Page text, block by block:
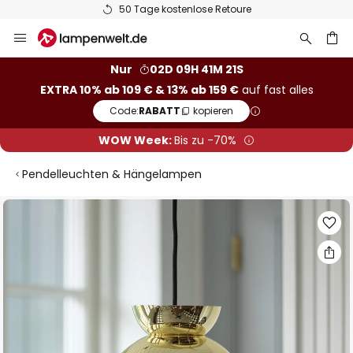
50 Tage kostenlose Retoure
Inhalt
Nur
02D 09H 41M 21S
EXTRA 10% ab 109 € & 13% ab 159 €auf fast alles
Code:RABATT kopieren
WOW Week:Bis zu -70%
Pendelleuchten & Hängelampen
Zum
springen